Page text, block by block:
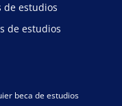
de estudios
de estudios
beca de estudios